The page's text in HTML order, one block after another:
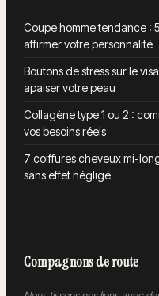
Coupe homme tendance :
affirmer votre personnalité
Boutons de stress sur le
apaiser votre peau
Collagène type 1 ou 2 :
vos besoins réels
7 coiffures cheveux mi-
sans effet négligé
Compagnons de route